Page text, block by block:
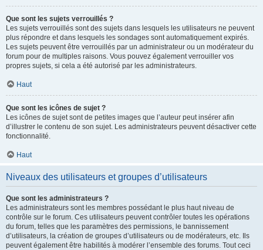
Que sont les sujets verrouillés ?
Les sujets verrouillés sont des sujets dans lesquels les utilisateurs ne peuvent
plus répondre et dans lesquels les sondages sont automatiquement expirés.
Les sujets peuvent être verrouillés par un administrateur ou un modérateur du
forum pour de multiples raisons. Vous pouvez également verrouiller vos
propres sujets, si cela a été autorisé par les administrateurs.
Haut
Que sont les icônes de sujet ?
Les icônes de sujet sont de petites images que l’auteur peut insérer afin
d’illustrer le contenu de son sujet. Les administrateurs peuvent désactiver cette
fonctionnalité.
Haut
Niveaux des utilisateurs et groupes d’utilisateurs
Que sont les administrateurs ?
Les administrateurs sont les membres possédant le plus haut niveau de
contrôle sur le forum. Ces utilisateurs peuvent contrôler toutes les opérations
du forum, telles que les paramètres des permissions, le bannissement
d’utilisateurs, la création de groupes d’utilisateurs ou de modérateurs, etc. Ils
peuvent également être habilités à modérer l’ensemble des forums. Tout ceci